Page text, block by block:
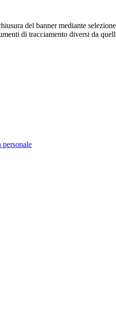
del banner mediante
di tracciamento diversi da
personale